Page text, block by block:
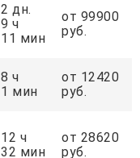
2 дн.
9 ч
11 мин
от 99900
руб.
8 ч
1 мин
от 12420
руб.
12 ч
32 мин
от 28620
руб.